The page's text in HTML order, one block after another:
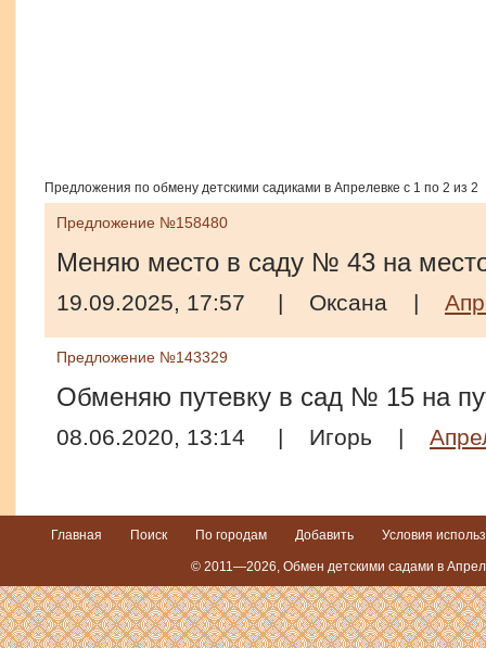
Предложения по обмену детскими садиками в Апрелевке с 1 по 2 из 2
Предложение №158480
Меняю место в саду № 43 на
19.09.2025, 17:57 | Оксана |
Предложение №143329
Обменяю путевку в сад № 15 на
08.06.2020, 13:14 | Игорь |
Главная Поиск По городам Добавить Условия
© 2011—2026, Обмен детскими садами в